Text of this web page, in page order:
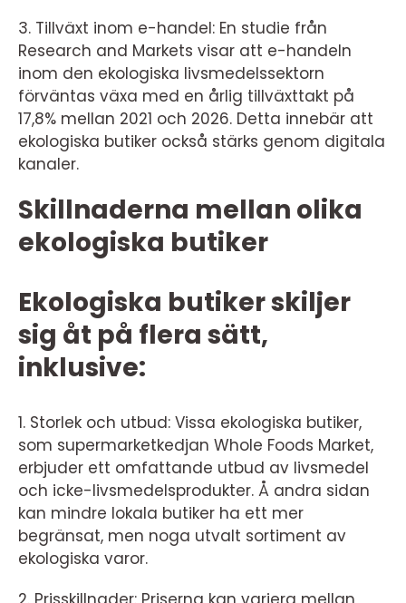
3. Tillväxt inom e-handel: En studie från
Research and Markets visar att e-handeln
inom den ekologiska livsmedelssektorn
förväntas växa med en årlig tillväxttakt på
17,8% mellan 2021 och 2026. Detta innebär att
ekologiska butiker också stärks genom digitala
kanaler.
Skillnaderna mellan olika
ekologiska butiker
Ekologiska butiker skiljer
sig åt på flera sätt,
inklusive:
1. Storlek och utbud: Vissa ekologiska butiker,
som supermarketkedjan Whole Foods Market,
erbjuder ett omfattande utbud av livsmedel
och icke-livsmedelsprodukter. Å andra sidan
kan mindre lokala butiker ha ett mer
begränsat, men noga utvalt sortiment av
ekologiska varor.